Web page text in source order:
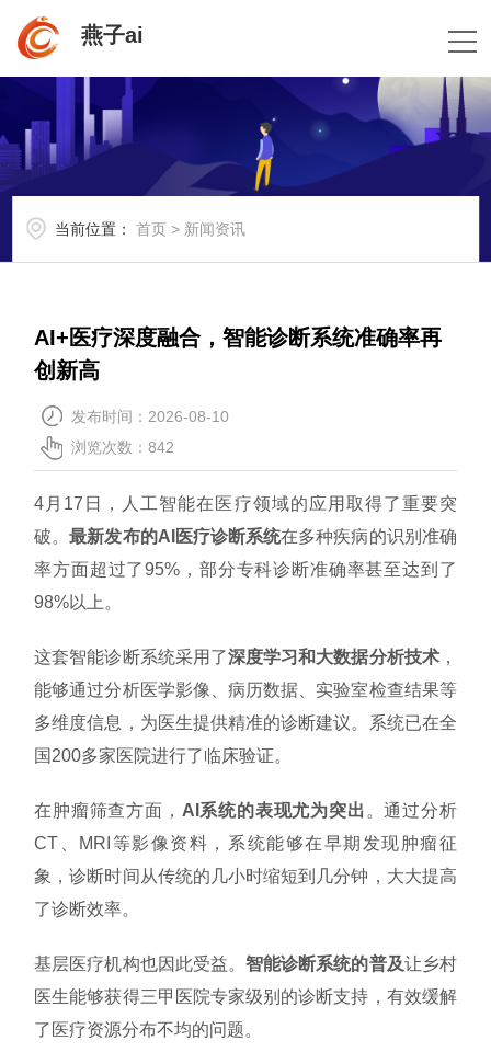
燕子ai
当前位置： 首页 > 新闻资讯
AI+医疗深度融合，智能诊断系统准确率再
创新高
发布时间：2026-08-10
浏览次数：842
4月17日，人工智能在医疗领域的应用取得了重要突
破。最新发布的AI医疗诊断系统在多种疾病的识别准确
率方面超过了95%，部分专科诊断准确率甚至达到了
98%以上。
这套智能诊断系统采用了深度学习和大数据分析技术，
能够通过分析医学影像、病历数据、实验室检查结果等
多维度信息，为医生提供精准的诊断建议。系统已在全
国200多家医院进行了临床验证。
在肿瘤筛查方面， AI系统的表现尤为突出 。通过分析
CT、MRI等影像资料，系统能够在早期发现肿瘤征
象，诊断时间从传统的几小时缩短到几分钟，大大提高
了诊断效率。
基层医疗机构也因此受益。智能诊断系统的普及让乡村
医生能够获得三甲医院专家级别的诊断支持，有效缓解
了医疗资源分布不均的问题。